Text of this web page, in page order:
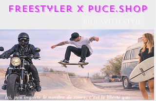
Freestyler X Puce.shop
Ici, peu importe le nombre de roues, c'est la liberté qui